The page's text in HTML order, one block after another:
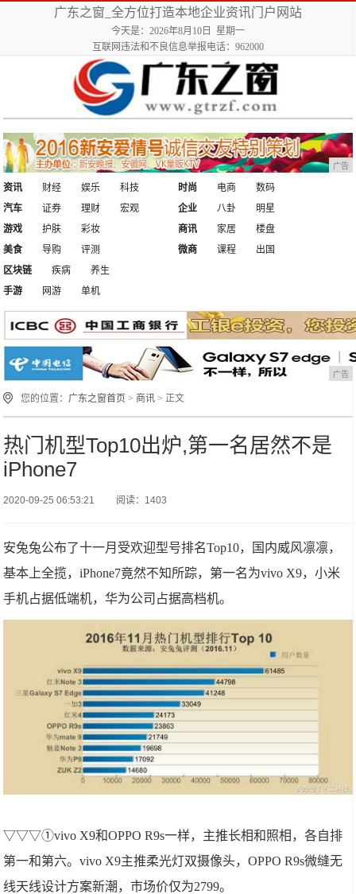
广东之窗_全方位打造本地企业资讯门户网站
今天是：2026年8月10日 星期一
互联网违法和不良信息举报电话：962000
广告
资讯 财经 娱乐
科技
汽车
证券 理财 宏观
时尚 电商
数码
企业
八卦
明星
游戏
护肤
彩妆
美食
导购 评测
商讯 家居
楼盘
微商
课程
出国
区块链
疾病
养生
手游
网游 单机
广告
您的位置： 广东之窗首页 > 商讯 > 正文
热门机型Top10出炉,第一名居然不是
iPhone7
2020-09-25 06:53:21 阅读：1403
安兔兔公布了十一月受欢迎型号排名Top10，国内威风凛凛，
基本上全揽，iPhone7竟然不知所踪，第一名为vivo X9，小米
手机占据低端机，华为公司占据高档机。
▽▽▽①vivo X9和OPPO R9s一样，主推长相和照相，各自排
第一和第六。vivo X9主推柔光灯双摄像头，OPPO R9s微缝无
线天线设计方案新潮，市场价仅为2799。